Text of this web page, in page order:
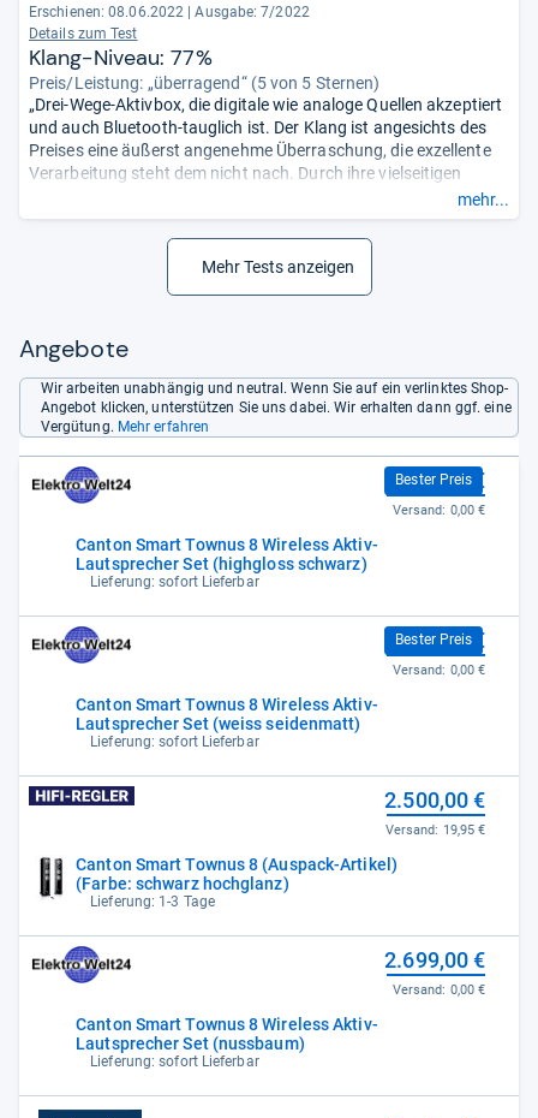
Erschienen: 08.06.2022 | Ausgabe: 7/2022
Details zum Test
Klang-Niveau: 77%
Preis/Leistung: „überragend“ (5 von 5 Sternen)
„Drei-Wege-Aktivbox, die digitale wie analoge Quellen akzeptiert
und auch Bluetooth-tauglich ist. Der Klang ist angesichts des
Preises eine äußerst angenehme Überraschung, die exzellente
Verarbeitung steht dem nicht nach. Durch ihre vielseitigen
Anschlussmöglichkeiten, ihren ausgewogenen Klang und ihre
hohen Dynamikreserven bleibt fast kein Wunsch mehr offen.“
mehr...
Mehr Tests anzeigen
Angebote
Wir arbeiten unabhängig und neutral. Wenn Sie auf ein verlinktes Shop-
Angebot klicken, unterstützen Sie uns dabei. Wir erhalten dann ggf. eine
Vergütung. Mehr erfahren
Canton Smart Townus 8 Wireless Aktiv-
Lautsprecher Set (highgloss schwarz)
Lieferung: sofort Lieferbar
Bester Preis
2.499,00 €
Versand: 0,00 €
Canton Smart Townus 8 Wireless Aktiv-
Lautsprecher Set (weiss seidenmatt)
Lieferung: sofort Lieferbar
Bester Preis
2.499,00 €
Versand: 0,00 €
Canton Smart Townus 8 (Auspack-Artikel)
(Farbe: schwarz hochglanz)
Lieferung: 1-3 Tage
2.500,00 €
Versand: 19,95 €
Canton Smart Townus 8 Wireless Aktiv-
Lautsprecher Set (nussbaum)
Lieferung: sofort Lieferbar
2.699,00 €
Versand: 0,00 €